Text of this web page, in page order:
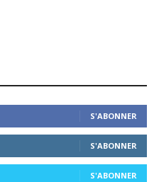
S'ABONNER
S'ABONNER
S'ABONNER